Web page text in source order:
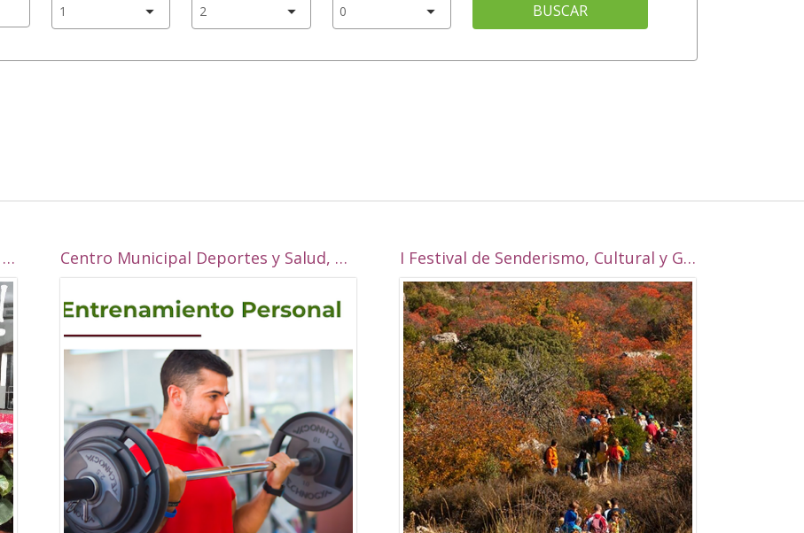
BUSCAR
¿Haces una escapada a Alcalá la Real esta navidad? Centro Municipal Deportes y Salud, Alcalá la Real I Festival de Senderismo, Cultural y Gastronómico de Alcalá la Real